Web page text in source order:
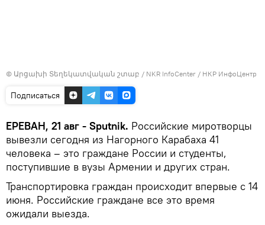
© Արցախի Տեղեկատվական շտաբ / NKR InfoCenter / НКР ИнфоЦентр
Подписаться
ЕРЕВАН, 21 авг - Sputnik. Российские миротворцы
вывезли сегодня из Нагорного Карабаха 41
человека – это граждане России и студенты,
поступившие в вузы Армении и других стран.
Транспортировка граждан происходит впервые с 14
июня. Российские граждане все это время
ожидали выезда.